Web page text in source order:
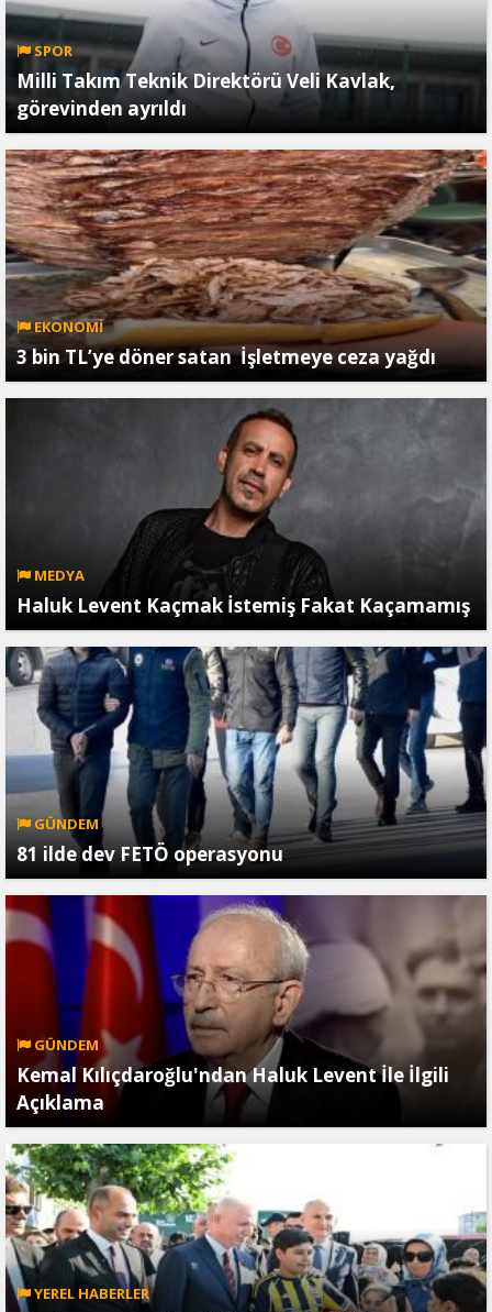
SPOR
Milli Takım Teknik Direktörü Veli Kavlak,
görevinden ayrıldı
EKONOMİ
3 bin TL’ye döner satan İşletmeye ceza yağdı
MEDYA
Haluk Levent Kaçmak İstemiş Fakat Kaçamamış
GÜNDEM
81 ilde dev FETÖ operasyonu
GÜNDEM
Kemal Kılıçdaroğlu'ndan Haluk Levent İle İlgili
Açıklama
YEREL HABERLER